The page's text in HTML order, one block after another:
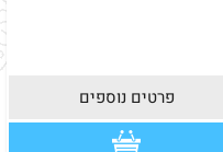
פרטים נוספים